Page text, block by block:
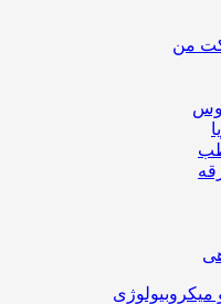
من
طب
میکروبیولوژی